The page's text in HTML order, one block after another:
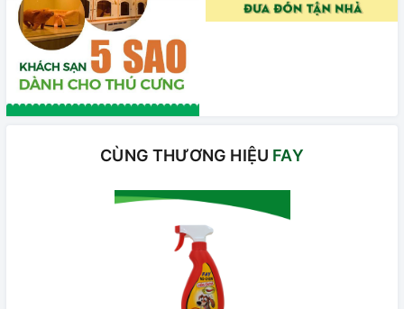
CÙNG THƯƠNG HIỆU FAY